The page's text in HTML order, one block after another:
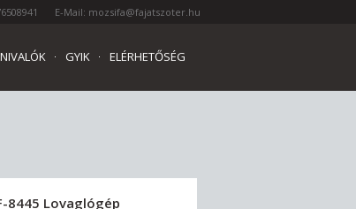
E-Mail: mozsifa@fajatszoter.hu
GYIK ELÉRHETŐSÉG
8445 Lovaglógép